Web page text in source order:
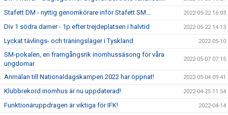
Stafett DM - nyttig genomkörare inför Stafett SM... 2022-05-22 16:03
Div 1 södra damer - 1p efter trejdeplatsen i halvtid 2022-05-22 14:13
Lyckat tävlings- och träningsläger i Tyskland 2022-05-10
SM-pokalen, en framgångsrik inomhussäsong för våra
ungdomar
2022-05-07 07:15
Anmälan till Nationaldagskampen 2022 har öppnat! 2022-05-04 09:41
Klubbrekord inomhus är nu uppdaterad! 2022-04-25 11:54
Funktionäruppdragen är viktiga för IFK! 2022-04-14